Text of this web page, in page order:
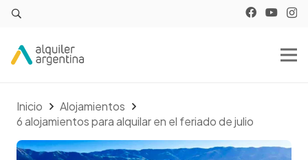
Inicio
Alojamientos
6 alojamientos para alquilar en el feriado de julio